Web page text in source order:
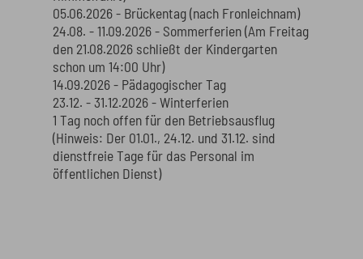
05.06.2026 - Brückentag (nach Fronleichnam)
24.08. - 11.09.2026 - Sommerferien (Am Freitag
den 21.08.2026 schließt der Kindergarten
schon um 14:00 Uhr)
14.09.2026 - Pädagogischer Tag
23.12. - 31.12.2026 - Winterferien
1 Tag noch offen für den Betriebsausflug
(Hinweis: Der 01.01., 24.12. und 31.12. sind
dienstfreie Tage für das Personal im
öffentlichen Dienst)